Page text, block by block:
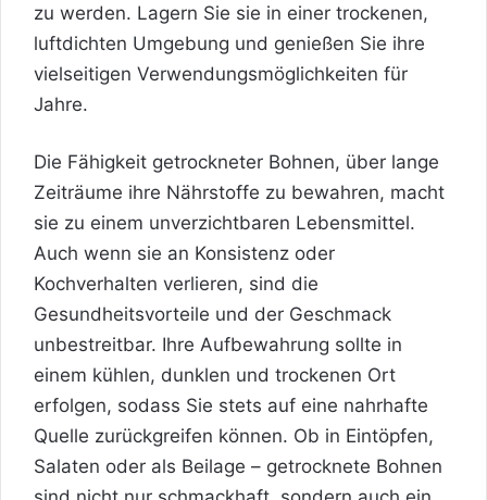
zu werden. Lagern Sie sie in einer trockenen,
luftdichten Umgebung und genießen Sie ihre
vielseitigen Verwendungsmöglichkeiten für
Jahre.
Die Fähigkeit getrockneter Bohnen, über lange
Zeiträume ihre Nährstoffe zu bewahren, macht
sie zu einem unverzichtbaren Lebensmittel.
Auch wenn sie an Konsistenz oder
Kochverhalten verlieren, sind die
Gesundheitsvorteile und der Geschmack
unbestreitbar. Ihre Aufbewahrung sollte in
einem kühlen, dunklen und trockenen Ort
erfolgen, sodass Sie stets auf eine nahrhafte
Quelle zurückgreifen können. Ob in Eintöpfen,
Salaten oder als Beilage – getrocknete Bohnen